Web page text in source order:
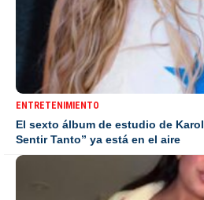
ENTRETENIMIENTO
El sexto álbum de estudio de
Sentir Tanto” ya está en el aire